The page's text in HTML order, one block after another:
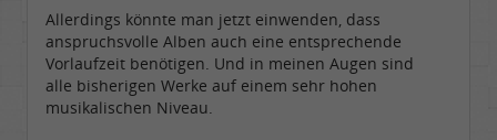
Allerdings könnte man jetzt einwenden, dass
anspruchsvolle Alben auch eine entsprechende
Vorlaufzeit benötigen. Und in meinen Augen sind
alle bisherigen Werke auf einem sehr hohen
musikalischen Niveau.